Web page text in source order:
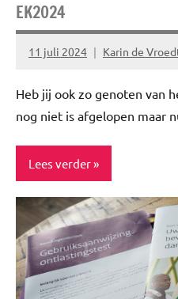
EK2024
11 juli 2024 Karin de
Geen
Heb jij ook zo genoten van
nog niet is afgelopen maar
Lees verder
Blog
Niet
gecategoriseerd
Sporten